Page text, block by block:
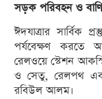
সড়ক পরিবহন ও
ঈদযাত্রার সার্বিক
পর্যবেক্ষণ
রেলওয়ে স্টেশন
ও সেতু, রেলপথ এবং
রবিউল আলম।